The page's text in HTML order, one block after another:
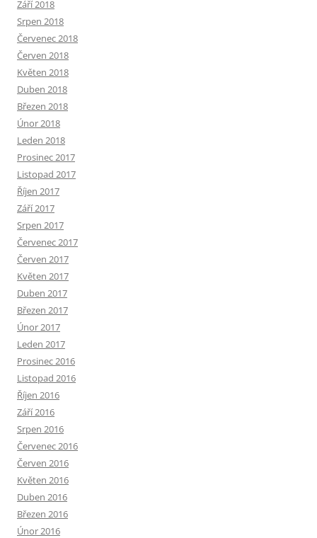
Září 2018
Srpen 2018
Červenec 2018
Červen 2018
Květen 2018
Duben 2018
Březen 2018
Únor 2018
Leden 2018
Prosinec 2017
Listopad 2017
Říjen 2017
Září 2017
Srpen 2017
Červenec 2017
Červen 2017
Květen 2017
Duben 2017
Březen 2017
Únor 2017
Leden 2017
Prosinec 2016
Listopad 2016
Říjen 2016
Září 2016
Srpen 2016
Červenec 2016
Červen 2016
Květen 2016
Duben 2016
Březen 2016
Únor 2016